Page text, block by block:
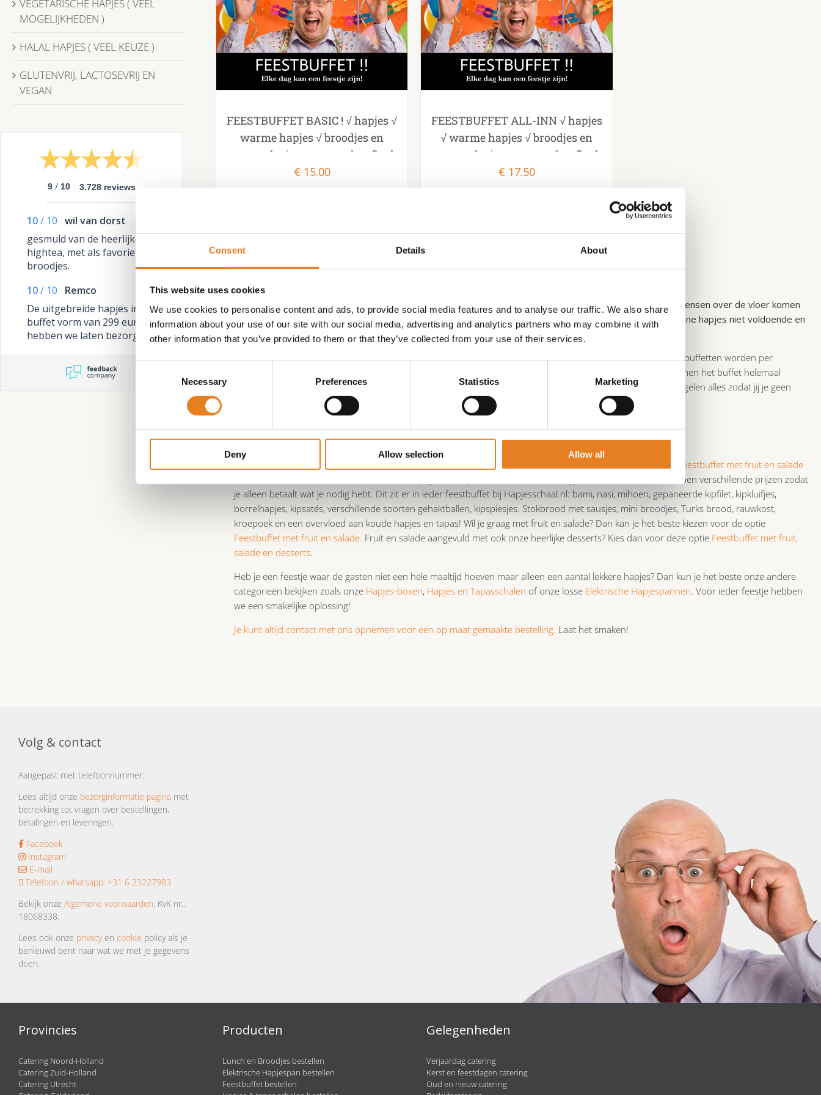
Consent Details About
This website uses cookies
We use cookies to personalise content and ads, to provide social media features and to analyse our traffic. We also share
information about your use of our site with our social media, advertising and analytics partners who may combine it with
other information that you’ve provided to them or that they’ve collected from your use of their services.
Necessary Preferences Statistics Marketing
Deny Allow selection Allow all
We kennen het allemaal, de feestjes! Gezellig een feest met familie, vrienden of beiden. Wanneer er veel mensen over de vloer komen
en drankjes genuttigd worden is het ook belangrijk versnaperingen te hebben. Regelmatig zijn een paar kleine hapjes niet voldoende en
dan kan je het beste voor het volledige buffet gaan, ons feestbuffet!
Bij een feestbuffet van Hapjesschaal.nl kan je rekenen op een volledig verzorgde maaltijd voor al je gasten. De buffetten worden per
persoon besteld, zo kan je exact uitrekenen hoeveel je nodig hebt en weet je gelijk wat de prijs ervan is. Wij komen het buffet helemaal
verzorgd brengen en ophalen. Je hoeft niks schoon te maken en kunt het zo weer terug geven aan ons! Wij regelen alles zodat jij je geen
zorgen hoeft te maken om het eten en de volledige aandacht kunt leggen op het feestje en je gasten.
De 3 verschillende Feestbuffet opties.
Feestbuffet met fruit en salade
. Zo kun je gemakkelijk kiezen wat het beste bij je past. De drie opties hebben verschillende prijzen zodat
je alleen betaalt wat je nodig hebt. Dit zit er in ieder feestbuffet bij Hapjesschaal.nl: bami, nasi, mihoen, gepaneerde kipfilet, kipkluifjes,
borrelhapjes, kipsatés, verschillende soorten gehaktballen, kipspiesjes. Stokbrood met sausjes, mini broodjes, Turks brood, rauwkost,
kroepoek en een overvloed aan koude hapjes en tapas! Wil je graag met fruit en salade? Dan kan je het beste kiezen voor de optie
Feestbuffet met fruit en salade. Fruit en salade aangevuld met ook onze heerlijke desserts? Kies dan voor deze optie Feestbuffet met fruit,
salade en desserts.
Heb je een feestje waar de gasten niet een hele maaltijd hoeven maar alleen een aantal lekkere hapjes? Dan kun je het beste onze andere
categorieën bekijken zoals onze Hapjes-boxen, Hapjes en Tapasschalen of onze losse Elektrische Hapjespannen. Voor ieder feestje hebben
we een smakelijke oplossing!
Je kunt altijd contact met ons opnemen voor een op maat gemaakte bestelling. Laat het smaken!
FEESTBUFFET BASIC ! √ hapjes √
warme hapjes √ broodjes en
smeersels √ tomaten en knoflook
brood √ bami nasi en mihoen√
€ 15.00
FEESTBUFFET ALL-INN √ hapjes
√ warme hapjes √ broodjes en
smeersels √ tomaten en knoflook
brood √ bami nasi en mihoen √
€ 17.50
VEGETARISCHE HAPJES ( VEEL
MOGELIJKHEDEN )
HALAL HAPJES ( VEEL KEUZE )
GLUTENVRIJ, LACTOSEVRIJ EN
VEGAN
9 / 10 3.728 reviews
10/ 10 wil van dorst
gesmuld van de heerlijke
hightea, met als favoriet de
broodjes.
10/ 10
Remco
De uitgebreide hapjes in
buffet vorm van 299 euro
hebben we laten bezorgen
wat wils . We zouden het zo
weer doen
Volg & contact
Aangepast met telefoonnummer:
Lees altijd onze bezorginformatie pagina met
betrekking tot vragen over bestellingen,
betalingen en leveringen.
Facebook
Instagram
E-mail
Telefoon / whatsapp: +31 6 23227983
Bekijk onze Algemene voorwaarden. KvK nr.:
18068338.
Lees ook onze privacyen cookie policy als je
benieuwd bent naar wat we met je gegevens
doen.
Provincies
Catering Noord-Holland
Catering Zuid-Holland
Catering Utrecht
Producten
Lunch en Broodjes bestellen
Elektrische Hapjespan bestellen
Feestbuffet bestellen
Gelegenheden
Verjaardag catering
Kerst en feestdagen catering
Oud en nieuw catering